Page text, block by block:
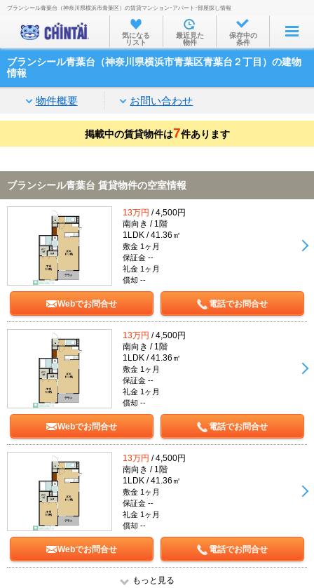
お部屋を探す
沿線・駅から
家賃相場から
通勤通学時間から
物件特集から
不動産会社から
ブランシール青葉台（神奈川県横浜市青葉区）の賃貸マンション･アパート･部屋探し情報
気になる
リスト
最近見た
物件
保存中の
条件
ブランシール青葉台（神奈川県横浜市青葉区青葉台２丁目）の建物
情報
物件概要 お問い合わせ
掲載中の賃貸物件は7件あります
ブランシール青葉台 賃貸物件の空室情報
13万円 / 4,500円
南向き / 1階
1LDK / 41.36㎡
敷金 1ヶ月
保証金 --
礼金 1ヶ月
償却 --
Webでお問合せ 電話でお問合せ
13万円 / 4,500円
南向き / 1階
1LDK / 41.36㎡
敷金 1ヶ月
保証金 --
礼金 1ヶ月
償却 --
Webでお問合せ 電話でお問合せ
13万円 / 4,500円
南向き / 1階
1LDK / 41.36㎡
敷金 1ヶ月
保証金 --
礼金 1ヶ月
償却 --
Webでお問合せ 電話でお問合せ
もっと見る